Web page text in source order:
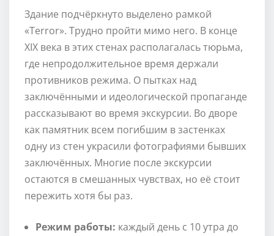
Здание подчёркнуто выделено рамкой
«Terror». Трудно пройти мимо него. В конце
XIX века в этих стенах располагалась тюрьма,
где непродолжительное время держали
противников режима. О пытках над
заключёнными и идеологической пропаганде
рассказывают во время экскурсии. Во дворе
как памятник всем погибшим в застенках
одну из стен украсили фотографиями бывших
заключённых. Многие после экскурсии
остаются в смешанных чувствах, но её стоит
пережить хотя бы раз.
Режим работы: каждый день с 10 утра до